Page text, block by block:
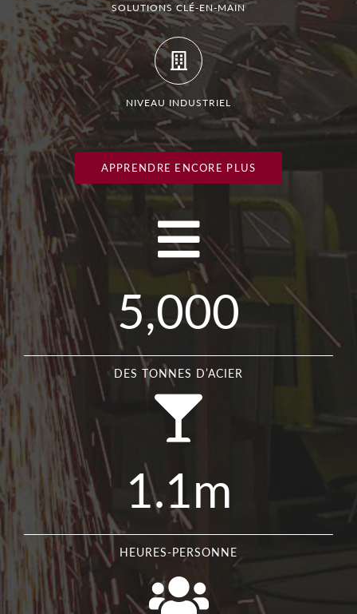
SOLUTIONS CLÉ-EN-MAIN
NIVEAU INDUSTRIEL
APPRENDRE ENCORE PLUS
5,000
DES TONNES D’ACIER
1.1m
HEURES-PERSONNE